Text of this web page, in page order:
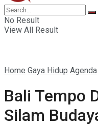
No Result
View All Result
Home Gaya Hidup Agenda
Bali Tempo
Silam